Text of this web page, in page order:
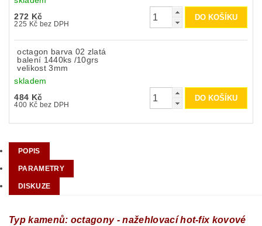
272 Kč
225 Kč bez DPH
octagon barva 02 zlatá
balení 1440ks /10grs
velikost 3mm
skladem
484 Kč
400 Kč bez DPH
POPIS
PARAMETRY
DISKUZE
Typ kamenů: octagony - nažehlovací hot-fix kovové